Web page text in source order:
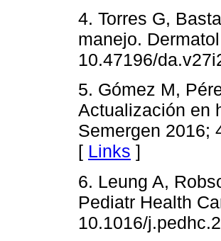
4. Torres G,
manejo.
10.47196/
5. Gómez M,
Actualización en
Semergen 2016;
[ Links ]
6. Leung A,
Pediatr Health
10.1016/